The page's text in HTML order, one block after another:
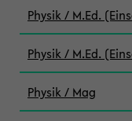
Physik / M.Ed.
Physik / M.Ed.
Physik / Mag